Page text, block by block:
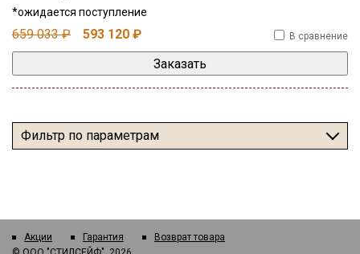
В сравнение
*ожидается поступление
659 033 ₽ 593 120 ₽
Фильтр по параметрам
Акции Гарантия
Возврат товара